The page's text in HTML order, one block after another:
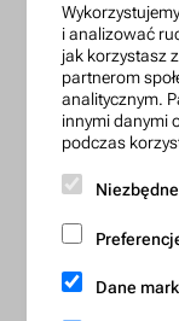
Pisząc w sprawie
wiadomości
Konto
15 1140 2004 0000
BIC/SWIFT:
Bezpieczne
i analizować
jak korzystasz
partnerom
analitycznym.
innymi danymi
podczas
Dane